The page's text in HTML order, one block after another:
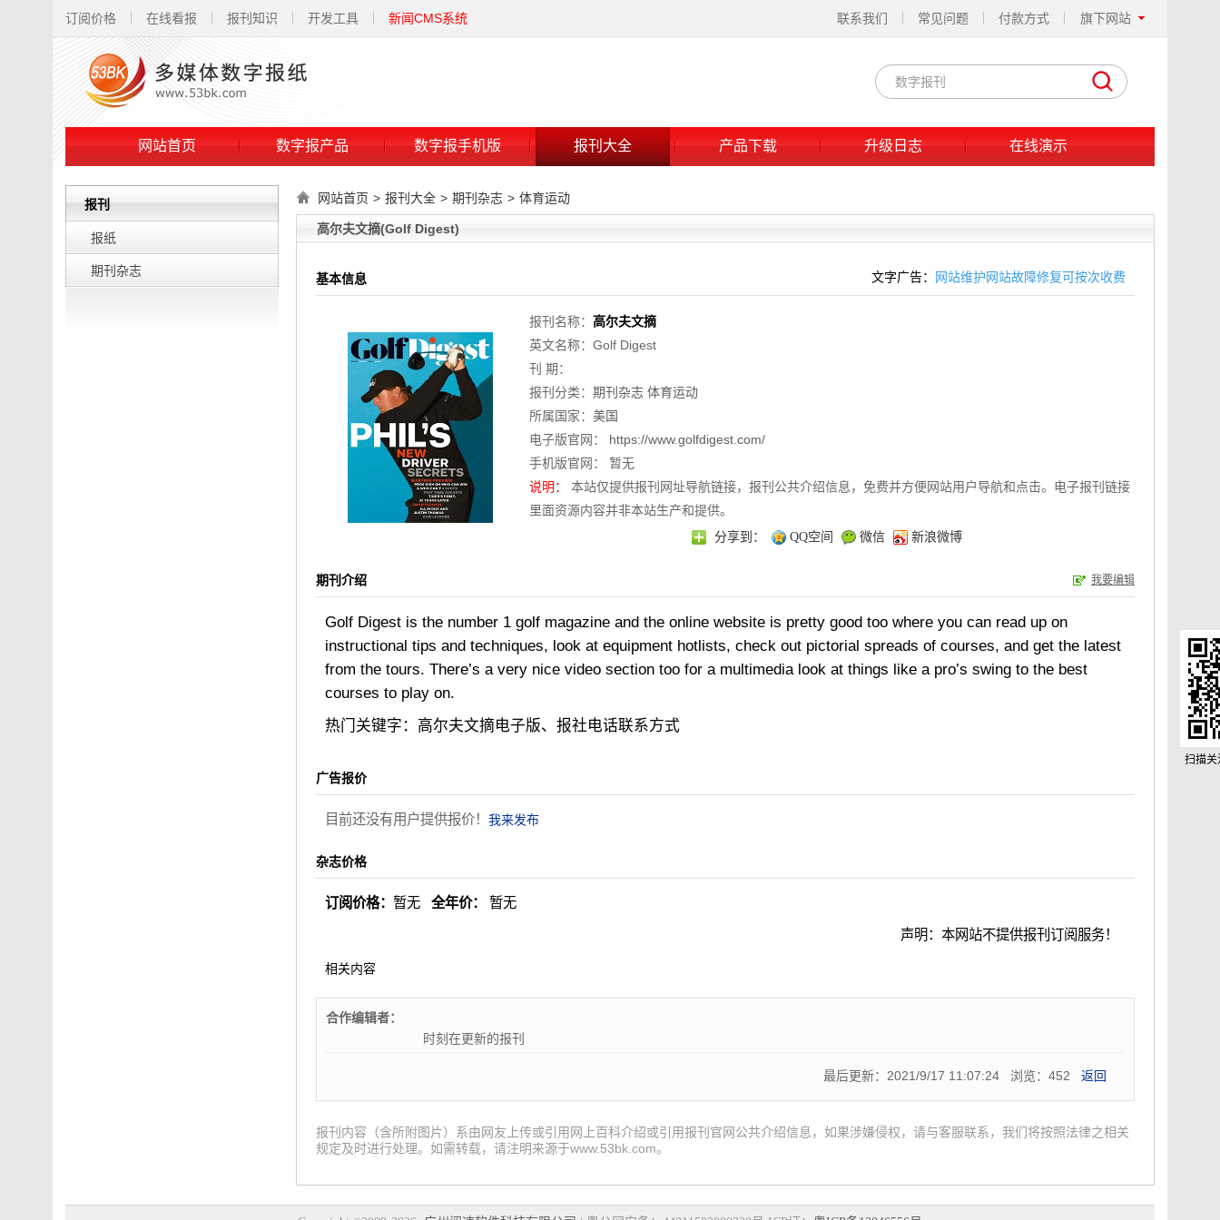
订阅价格 在线看报 报刊知识 开发工具 新闻CMS系统 旗下网站
付款方式
常见问题
联系我们
网站首页 数字报产品 数字报手机版 报刊大全 产品下载 升级日志 在线演示
报刊
报纸
期刊杂志
网站首页 > 报刊大全 > 期刊杂志 > 体育运动
高尔夫文摘(Golf Digest)
基本信息 文字广告： 网站维护网站故障修复可按次收费
报刊名称： 高尔夫文摘
英文名称：Golf Digest
刊 期：
报刊分类： 期刊杂志 体育运动
所属国家： 美国
电子版官网： https://www.golfdigest.com/
手机版官网： 暂无
说明：
本站仅提供报刊网址导航链接，报刊公共介绍信息，免费并方便网站用户导航和点击。电子报刊链接
里面资源内容并非本站生产和提供。
分享到： QQ空间 微信 新浪微博
期刊介绍 我要编辑
Golf Digest is the number 1 golf magazine and the online website is pretty good too where you can read up on
instructional tips and techniques, look at equipment hotlists, check out pictorial spreads of courses, and get the latest
from the tours. There’s a very nice video section too for a multimedia look at things like a pro’s swing to the best
courses to play on.
热门关键字：高尔夫文摘电子版、报社电话联系方式
广告报价
目前还没有用户提供报价！ 我来发布
杂志价格
订阅价格： 暂无 全年价： 暂无
声明：本网站不提供报刊订阅服务！
相关内容
合作编辑者：
时刻在更新的报刊! 53报刊大全为各位读者朋友提供最新的国内外报刊官方网站资料！
最后更新：2021/9/17 11:07:24 浏览：452 返回
报刊内容（含所附图片）系由网友上传或引用网上百科介绍或引用报刊官网公共介绍信息，如果涉嫌侵权，请与客服联系，我们将按照法律之相关
规定及时进行处理。如需转载，请注明来源于www.53bk.com。
扫描关